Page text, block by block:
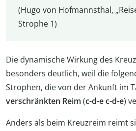
(Hugo von Hofmannsthal,
Strophe 1)
Die dynamische Wirkung des
besonders deutlich, weil die
Strophen, die von der Ankunft im
verschränkten Reim (c-d-e c-d-e)
Anders als beim Kreuzreim reimt